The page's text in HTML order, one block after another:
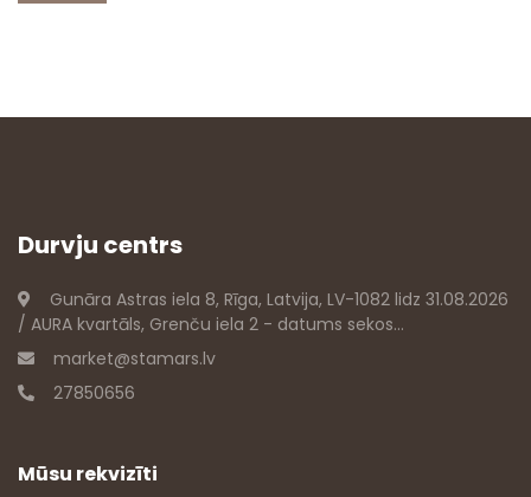
Durvju centrs
Gunāra Astras iela 8, Rīga, Latvija, LV-1082 lidz 31.08.2026
/ AURA kvartāls, Grenču iela 2 - datums sekos...
market@stamars.lv
27850656
Mūsu rekvizīti